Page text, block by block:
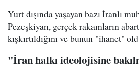
Yurt dışında yaşayan bazı İranlı
Pezeşkiyan, gerçek rakamların
kışkırtıldığını ve bunun "ihanet"
"İran halkı ideolojisine